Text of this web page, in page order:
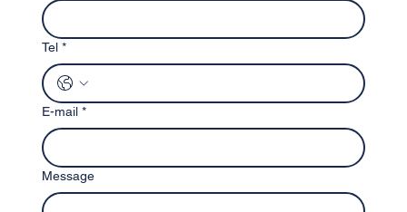
Tel *
E-mail *
Message